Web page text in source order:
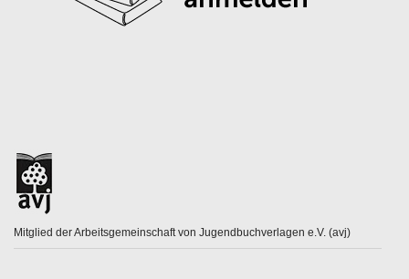
Mitglied der Arbeitsgemeinschaft von Jugendbuchverlagen e.V. (avj)